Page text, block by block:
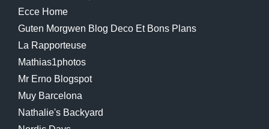
Ecce Home
Guten Morgwen Blog Deco Et Bons Plans
La Rapporteuse
Mathias1photos
Mr Erno Blogspot
Muy Barcelona
Nathalie's Backyard